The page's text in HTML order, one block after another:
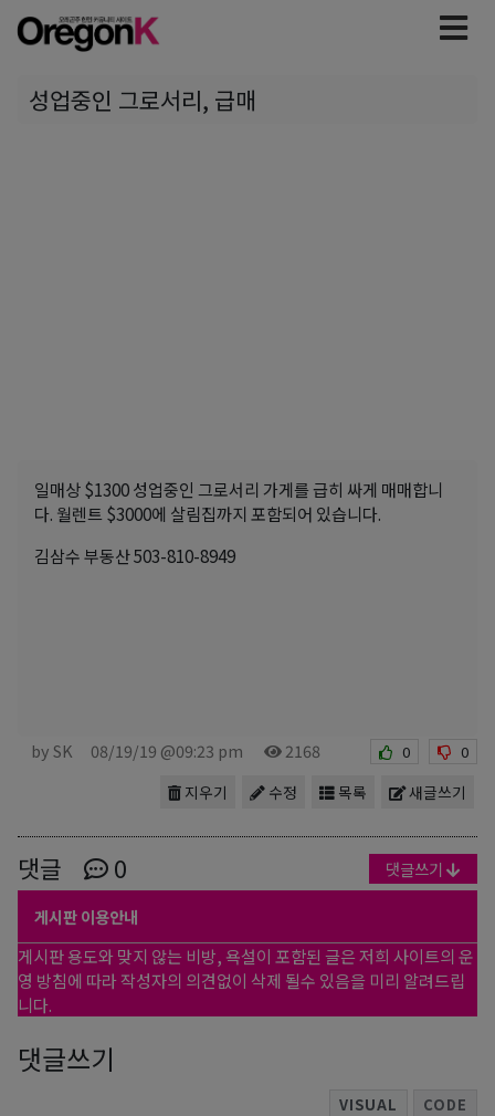
성업중인 그로서리, 급매
일매상 $1300 성업중인 그로서리 가게를 급히 싸게 매매합니
다. 월렌트 $3000에 살림집까지 포함되어 있습니다.
김삼수 부동산 503-810-8949
by SK 08/19/19 @09:23 pm 2168 0 0
새글쓰기
목록
수정
지우기
댓글 0 댓글쓰기
게시판 이용안내
게시판 용도와 맞지 않는 비방, 욕설이 포함된 글은 저희 사이트의 운
영 방침에 따라 작성자의 의견없이 삭제 될수 있음을 미리 알려드립
니다.
댓글쓰기
VISUAL CODE